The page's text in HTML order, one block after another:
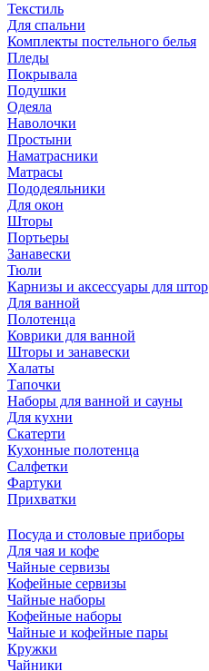
Текстиль
Для спальни
Комплекты постельного белья
Пледы
Покрывала
Подушки
Одеяла
Наволочки
Простыни
Наматрасники
Матрасы
Пододеяльники
Для окон
Шторы
Портьеры
Занавески
Тюли
Карнизы и аксессуары для штор
Для ванной
Полотенца
Коврики для ванной
Шторы и занавески
Халаты
Тапочки
Наборы для ванной и сауны
Для кухни
Скатерти
Кухонные полотенца
Салфетки
Фартуки
Прихватки
Посуда и столовые приборы
Для чая и кофе
Чайные сервизы
Кофейные сервизы
Чайные наборы
Кофейные наборы
Чайные и кофейные пары
Кружки
Чайники